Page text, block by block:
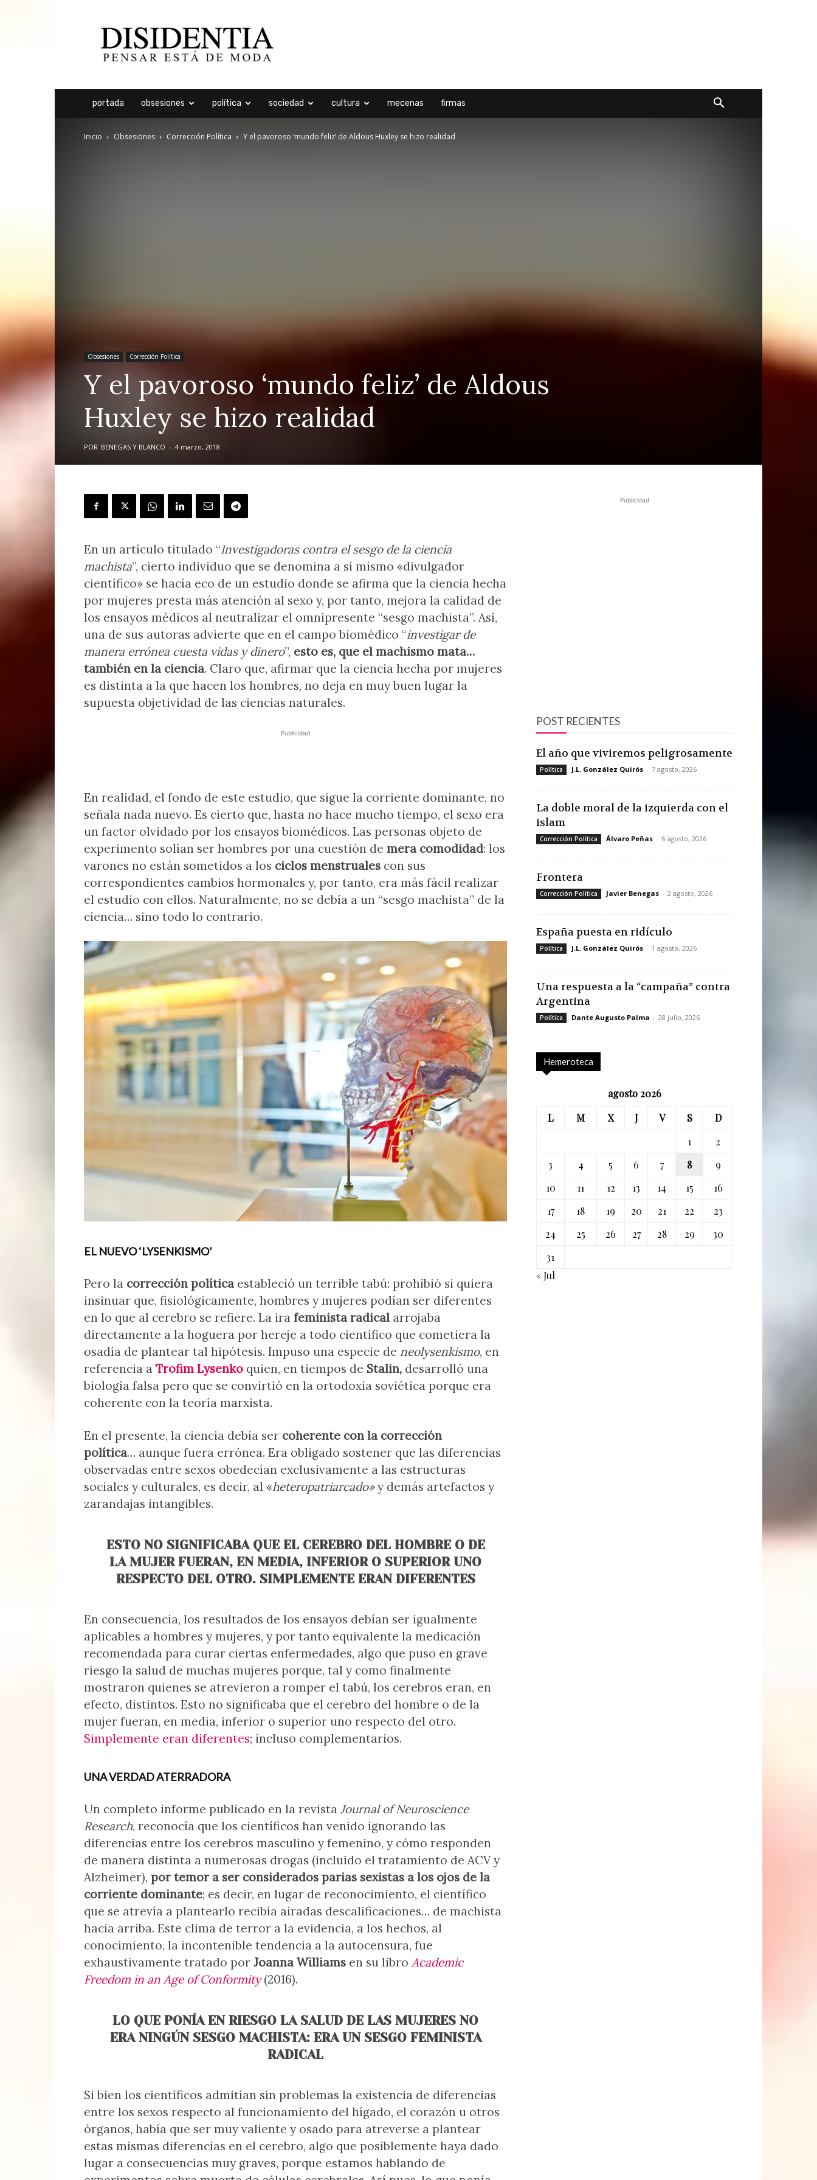
portada obsesiones política sociedad cultura mecenas firmas
Inicio Obsesiones Corrección Política Y el pavoroso ‘mundo feliz’ de Aldous Huxley se hizo realidad
Obsesiones Corrección Política
Y el pavoroso ‘mundo feliz’ de Aldous
Huxley se hizo realidad
POR BENEGAS Y BLANCO - 4 marzo, 2018
En un artículo titulado “Investigadoras contra el sesgo de la ciencia
machista”, cierto individuo que se denomina a sí mismo «divulgador
científico» se hacía eco de un estudio donde se afirma que la ciencia hecha
por mujeres presta más atención al sexo y, por tanto, mejora la calidad de
los ensayos médicos al neutralizar el omnipresente “sesgo machista”. Así,
una de sus autoras advierte que en el campo biomédico “investigar de
manera errónea cuesta vidas y dinero”, esto es, que el machismo mata…
también en la ciencia. Claro que, afirmar que la ciencia hecha por mujeres
es distinta a la que hacen los hombres, no deja en muy buen lugar la
supuesta objetividad de las ciencias naturales.
Publicidad
En realidad, el fondo de este estudio, que sigue la corriente dominante, no
señala nada nuevo. Es cierto que, hasta no hace mucho tiempo, el sexo era
un factor olvidado por los ensayos biomédicos. Las personas objeto de
experimento solían ser hombres por una cuestión de mera comodidad: los
varones no están sometidos a los ciclos menstruales con sus
correspondientes cambios hormonales y, por tanto, era más fácil realizar
el estudio con ellos. Naturalmente, no se debía a un “sesgo machista” de la
ciencia… sino todo lo contrario.
EL NUEVO ‘LYSENKISMO’
Pero la corrección política estableció un terrible tabú: prohibió si quiera
insinuar que, fisiológicamente, hombres y mujeres podían ser diferentes
en lo que al cerebro se refiere. La ira feminista radical arrojaba
directamente a la hoguera por hereje a todo científico que cometiera la
osadía de plantear tal hipótesis. Impuso una especie de neolysenkismo, en
referencia a Trofim Lysenko quien, en tiempos de Stalin, desarrolló una
biología falsa pero que se convirtió en la ortodoxia soviética porque era
coherente con la teoría marxista.
En el presente, la ciencia debía ser coherente con la corrección
política… aunque fuera errónea. Era obligado sostener que las diferencias
observadas entre sexos obedecían exclusivamente a las estructuras
sociales y culturales, es decir, al «heteropatriarcado»y demás artefactos y
zarandajas intangibles.
ESTO NO SIGNIFICABA QUE EL CEREBRO DEL HOMBRE O DE
LA MUJER FUERAN, EN MEDIA, INFERIOR O SUPERIOR UNO
RESPECTO DEL OTRO. SIMPLEMENTE ERAN DIFERENTES
En consecuencia, los resultados de los ensayos debían ser igualmente
aplicables a hombres y mujeres, y por tanto equivalente la medicación
recomendada para curar ciertas enfermedades, algo que puso en grave
riesgo la salud de muchas mujeres porque, tal y como finalmente
mostraron quienes se atrevieron a romper el tabú, los cerebros eran, en
efecto, distintos. Esto no significaba que el cerebro del hombre o de la
mujer fueran, en media, inferior o superior uno respecto del otro.
Simplemente eran diferentes; incluso complementarios.
UNA VERDAD ATERRADORA
Un completo informe publicado en la revista Journal of Neuroscience
Research, reconocía que los científicos han venido ignorando las
diferencias entre los cerebros masculino y femenino, y cómo responden
de manera distinta a numerosas drogas (incluido el tratamiento de ACV y
Alzheimer), por temor a ser considerados parias sexistas a los ojos de la
corriente dominante; es decir, en lugar de reconocimiento, el científico
que se atrevía a plantearlo recibía airadas descalificaciones… de machista
hacia arriba. Este clima de terror a la evidencia, a los hechos, al
conocimiento, la incontenible tendencia a la autocensura, fue
exhaustivamente tratado por Joanna Williams en su libro Academic
Freedom in an Age of Conformity(2016).
LO QUE PONÍA EN RIESGO LA SALUD DE LAS MUJERES NO
ERA NINGÚN SESGO MACHISTA: ERA UN SESGO FEMINISTA
RADICAL
Si bien los científicos admitían sin problemas la existencia de diferencias
entre los sexos respecto al funcionamiento del hígado, el corazón u otros
órganos, había que ser muy valiente y osado para atreverse a plantear
estas mismas diferencias en el cerebro, algo que posiblemente haya dado
lugar a consecuencias muy graves, porque estamos hablando de
Publicidad
POST RECIENTES
El año que viviremos peligrosamente
Política J.L. González Quirós - 7 agosto, 2026
La doble moral de la izquierda con el
islam
Corrección Política Álvaro Peñas - 6 agosto, 2026
Frontera
Corrección Política Javier Benegas - 2 agosto, 2026
España puesta en ridículo
Política J.L. González Quirós - 1 agosto, 2026
Una respuesta a la “campaña” contra
Argentina
Política Dante Augusto Palma - 28 julio, 2026
Hemeroteca
agosto 2026
L
M X J V S
D
1
2
3
4 5 6 7 8
9
10
11 12 13 14 15
16
17
18 19 20 21 22
23
24
25 26 27 28 29
30
31
« Jul